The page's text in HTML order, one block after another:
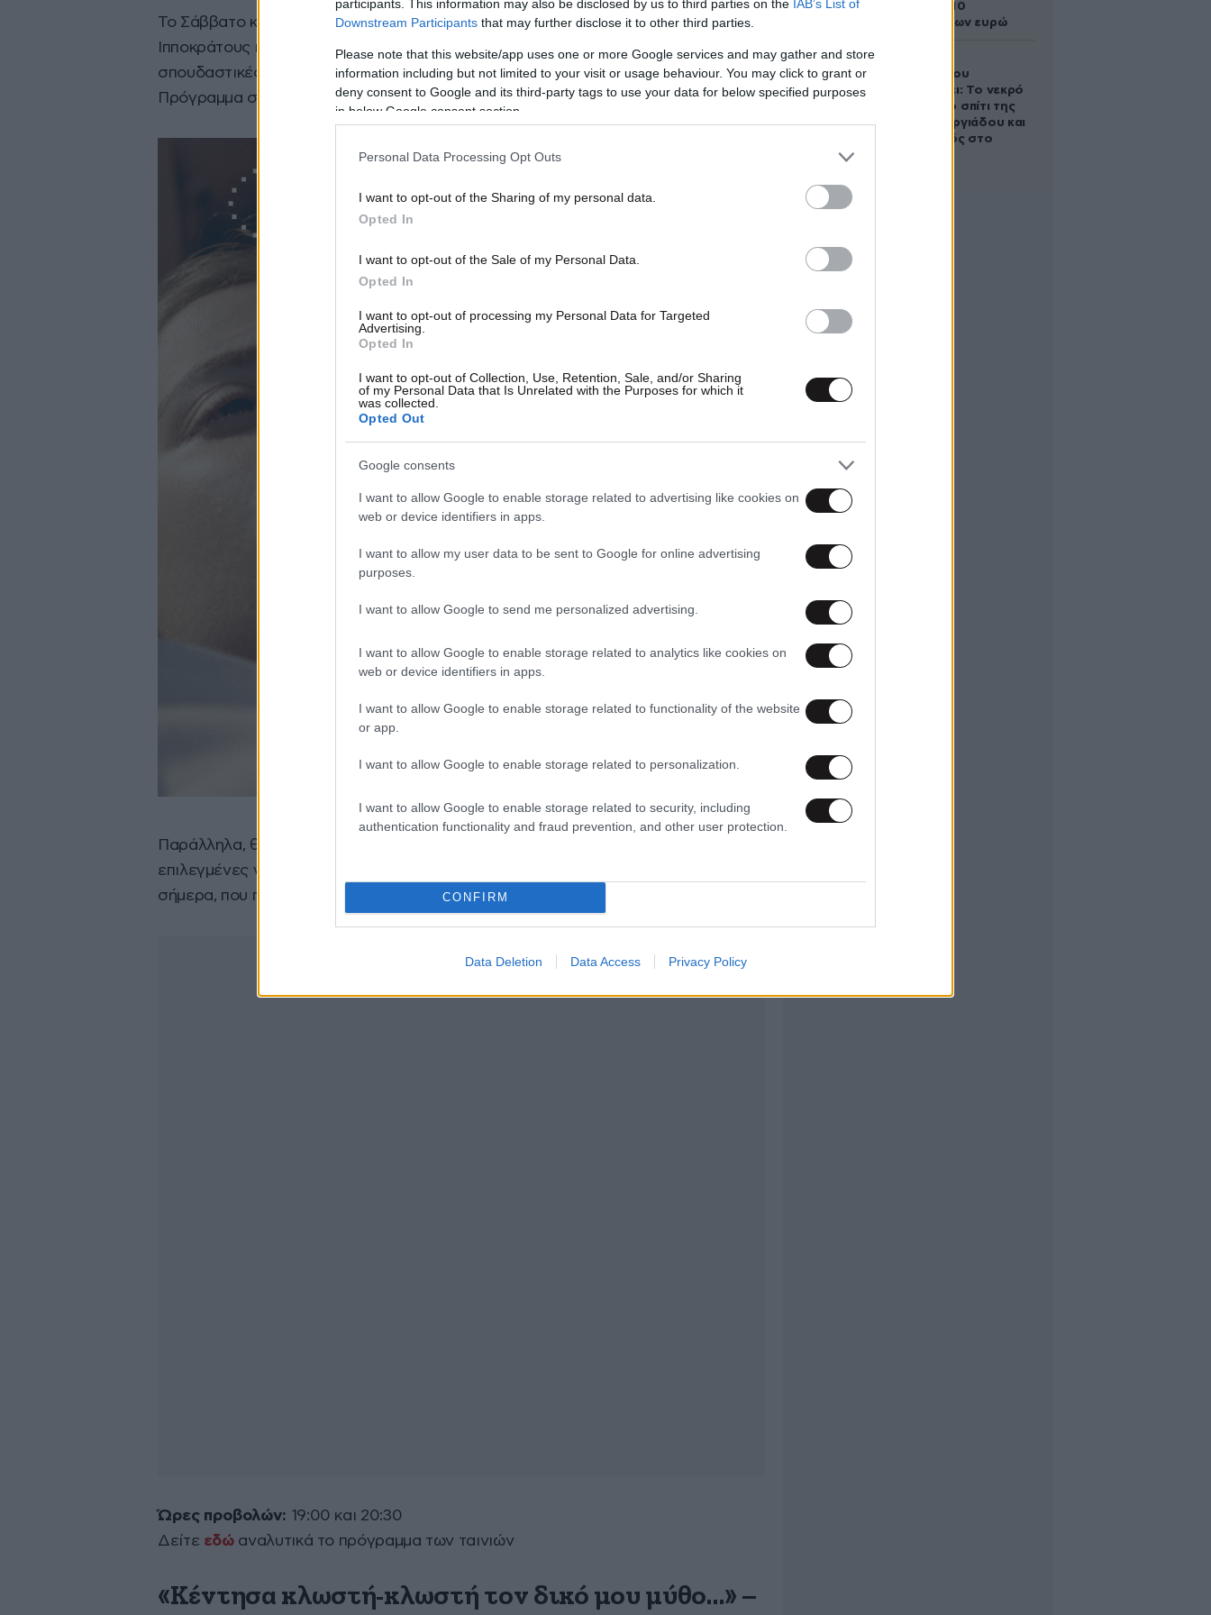
participants. This information may also be disclosed by us to third parties on the IAB’s List of
Downstream Participants that may further disclose it to other third parties.
Please note that this website/app uses one or more Google services and may gather and store
information including but not limited to your visit or usage behaviour. You may click to grant or
deny consent to Google and its third-party tags to use your data for below specified purposes
in below Google consent section.
Personal Data Processing Opt Outs
I want to opt-out of the Sharing of my personal data.
Opted In
I want to opt-out of the Sale of my Personal Data.
Opted In
I want to opt-out of processing my Personal Data for Targeted
Advertising.
Opted In
I want to opt-out of Collection, Use, Retention, Sale, and/or Sharing
of my Personal Data that Is Unrelated with the Purposes for which it
was collected.
Opted Out
Google consents
I want to allow Google to enable storage related to advertising like cookies on
web or device identifiers in apps.
I want to allow my user data to be sent to Google for online advertising
purposes.
I want to allow Google to send me personalized advertising.
I want to allow Google to enable storage related to analytics like cookies on
web or device identifiers in apps.
I want to allow Google to enable storage related to functionality of the website
or app.
I want to allow Google to enable storage related to personalization.
I want to allow Google to enable storage related to security, including
authentication functionality and fraud prevention, and other user protection.
CONFIRM
Data Deletion Data Access Privacy Policy
Το Σάββατο και την Κυριακή 20-21 Απριλίου ο ιστορικός κινηματογράφος, γωνία
Ιπποκράτους και Ακαδημίας θα φιλοξενήσει το πρόγραμμα DISFF in Athens με τις
σπουδαστικές ταινίες που διαγωνίστηκαν πέρυσι στο Εθνικό Σπουδαστικό
Πρόγραμμα στη Δράμα (46o DISFF, 2023).
Παράλληλα, θα παρουσιαστεί το Focus on Germany, ένα αφιέρωμα σε
επιλεγμένες γερμανικές ταινίες μικρού μήκους από τη δεκαετία του ’80 έως και
σήμερα, που παρουσιάζει το Φεστιβάλ Μικρού Μήκους του Αμβούργου.
Ώρες προβολών: 19:00 και 20:30
Δείτε εδώαναλυτικά το πρόγραμμα των ταινιών
«Κέντησα κλωστή-κλωστή τον δικό μου μύθο…» –
άλογο των 10
εκατομμυρίων ευρώ
Τζώρτζογλου
αποκαλύπτει: Το νεκρό
έμβρυο στο σπίτι της
Μαρίας Γεωργιάδου και
ο εγκλεισμός στο